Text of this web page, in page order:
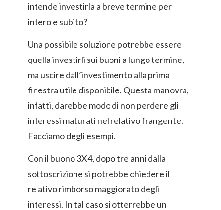
intende investirla a breve termine per
intero e subito?
Una possibile soluzione potrebbe essere
quella investirli sui buoni a lungo termine,
ma uscire dall’investimento alla prima
finestra utile disponibile. Questa manovra,
infatti, darebbe modo di non perdere gli
interessi maturati nel relativo frangente.
Facciamo degli esempi.
Con il buono 3X4, dopo tre anni dalla
sottoscrizione si potrebbe chiedere il
relativo rimborso maggiorato degli
interessi. In tal caso si otterrebbe un